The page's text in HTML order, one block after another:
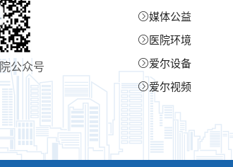
公众号
媒体公益
医院环境
爱尔设备
爱尔视频